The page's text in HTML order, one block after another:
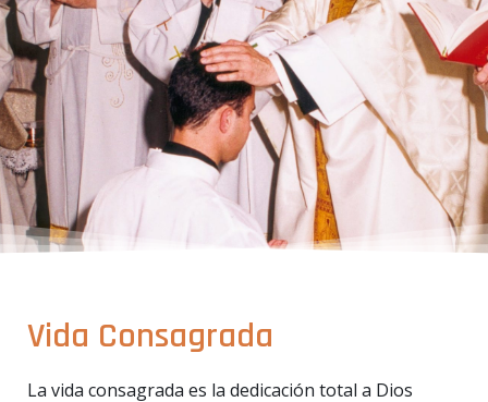
Vida Consagrada
La vida consagrada es la dedicación total a Dios